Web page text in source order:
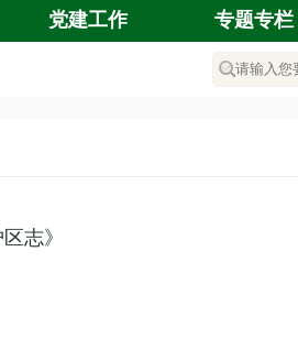
党建工作 专题专栏
志》